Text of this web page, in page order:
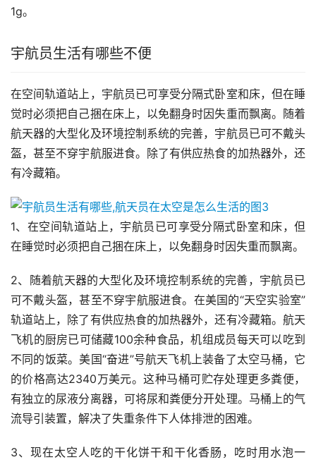
1g。
宇航员生活有哪些不便
在空间轨道站上，宇航员已可享受分隔式卧室和床，但在睡
觉时必须把自己捆在床上，以免翻身时因失重而飘离。随着
航天器的大型化及环境控制系统的完善，宇航员已可不戴头
盔，甚至不穿宇航服进食。除了有供应热食的加热器外，还
有冷藏箱。
1、在空间轨道站上，宇航员已可享受分隔式卧室和床，但
在睡觉时必须把自己捆在床上，以免翻身时因失重而飘离。
2、随着航天器的大型化及环境控制系统的完善，宇航员已
可不戴头盔，甚至不穿宇航服进食。在美国的“天空实验室”
轨道站上，除了有供应热食的加热器外，还有冷藏箱。航天
飞机的厨房已可储藏100余种食品，机组成员每天可以吃到
不同的饭菜。美国“奋进”号航天飞机上装备了太空马桶，它
的价格高达2340万美元。这种马桶可贮存处理更多粪便，
有独立的尿液分离器，可将尿和粪便分开处理。马桶上的气
流导引装置，解决了失重条件下人体排泄的困难。
3、现在太空人吃的干化饼干和干化香肠，吃时用水泡一